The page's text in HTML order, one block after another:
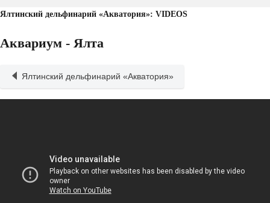
Ялтинский дельфинарий «Акватория»: VIDEOS
Аквариум - Ялта
Ялтинский дельфинарий «Акватория»